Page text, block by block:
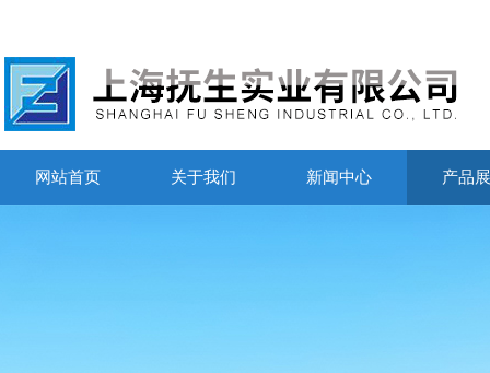
网站首页 关于我们 新闻中心 产品